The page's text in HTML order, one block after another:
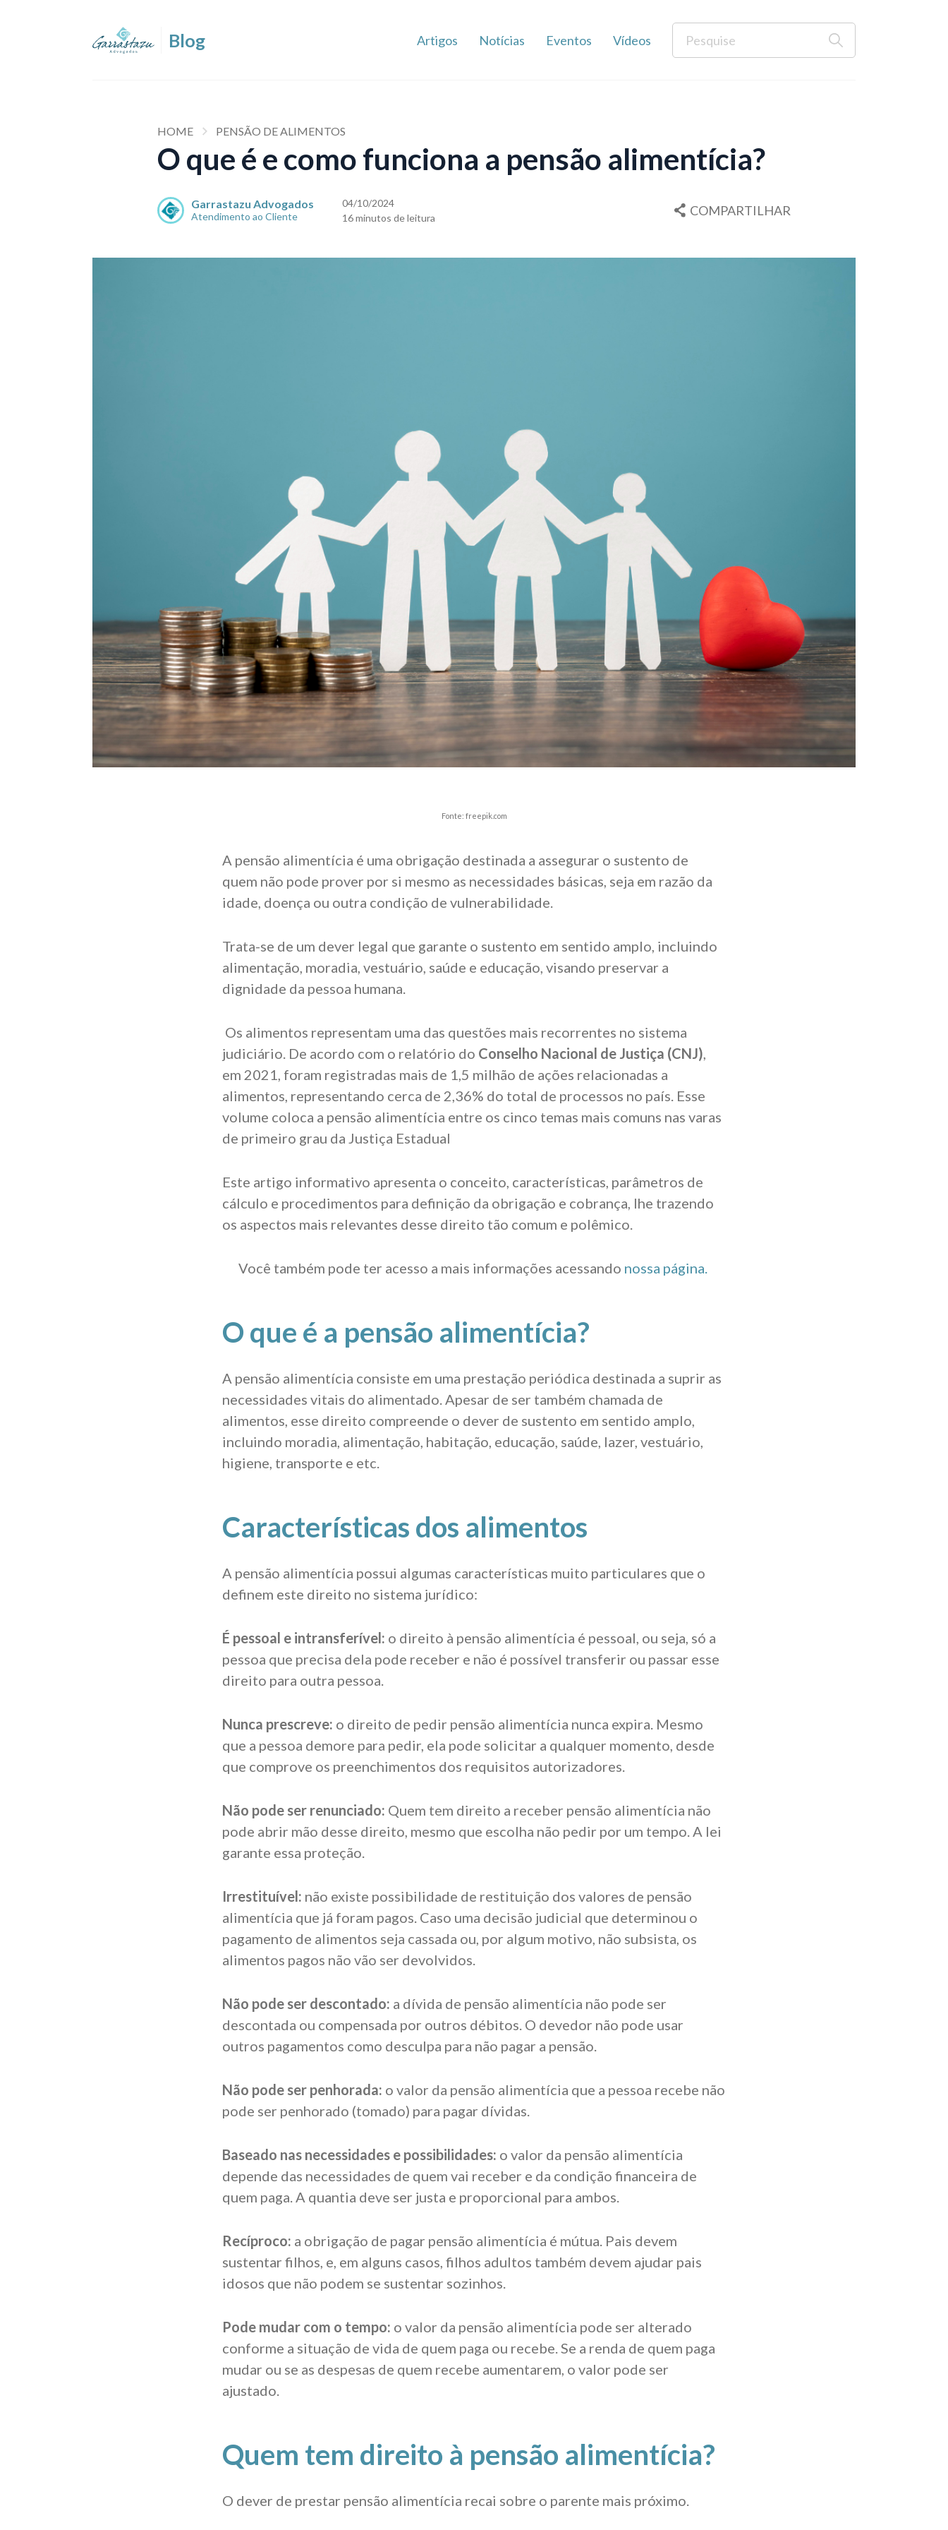
Artigos Notícias Eventos Vídeos
HOME PENSÃO DE ALIMENTOS
O que é e como funciona a pensão alimentícia?
Garrastazu Advogados
Atendimento ao Cliente
04/10/2024
16 minutos de leitura
COMPARTILHAR
Fonte: freepik.com
A pensão alimentícia é uma obrigação destinada a assegurar o sustento de
quem não pode prover por si mesmo as necessidades básicas, seja em razão da
idade, doença ou outra condição de vulnerabilidade.
Trata-se de um dever legal que garante o sustento em sentido amplo, incluindo
alimentação, moradia, vestuário, saúde e educação, visando preservar a
dignidade da pessoa humana.
Os alimentos representam uma das questões mais recorrentes no sistema
judiciário. De acordo com o relatório do Conselho Nacional de Justiça (CNJ)
em 2021, foram registradas mais de 1,5 milhão de ações relacionadas a
alimentos, representando cerca de 2,36% do total de processos no país. Esse
volume coloca a pensão alimentícia entre os cinco temas mais comuns nas varas
de primeiro grau da Justiça Estadual
Este artigo informativo apresenta o conceito, características, parâmetros de
cálculo e procedimentos para definição da obrigação e cobrança, lhe trazendo
os aspectos mais relevantes desse direito tão comum e polêmico.
Você também pode ter acesso a mais informações acessando nossa página.
O que é a pensão alimentícia?
A pensão alimentícia consiste em uma prestação periódica destinada a suprir as
necessidades vitais do alimentado. Apesar de ser também chamada de
alimentos, esse direito compreende o dever de sustento em sentido amplo,
incluindo moradia, alimentação, habitação, educação, saúde, lazer, vestuário,
higiene, transporte e etc.
Características dos alimentos
A pensão alimentícia possui algumas características muito particulares que o
definem este direito no sistema jurídico:
É pessoal e intransferível: o direito à pensão alimentícia é pessoal, ou seja, só a
pessoa que precisa dela pode receber e não é possível transferir ou passar esse
direito para outra pessoa.
Nunca prescreve: o direito de pedir pensão alimentícia nunca expira. Mesmo
que a pessoa demore para pedir, ela pode solicitar a qualquer momento, desde
que comprove os preenchimentos dos requisitos autorizadores.
Não pode ser renunciado: Quem tem direito a receber pensão alimentícia não
pode abrir mão desse direito, mesmo que escolha não pedir por um tempo. A lei
garante essa proteção.
Irrestituível: não existe possibilidade de restituição dos valores de pensão
alimentícia que já foram pagos. Caso uma decisão judicial que determinou o
pagamento de alimentos seja cassada ou, por algum motivo, não subsista, os
alimentos pagos não vão ser devolvidos.
Não pode ser descontado: a dívida de pensão alimentícia não pode ser
descontada ou compensada por outros débitos. O devedor não pode usar
outros pagamentos como desculpa para não pagar a pensão.
Não pode ser penhorada: o valor da pensão alimentícia que a pessoa recebe não
pode ser penhorado (tomado) para pagar dívidas.
Baseado nas necessidades e possibilidades: o valor da pensão alimentícia
depende das necessidades de quem vai receber e da condição financeira de
quem paga. A quantia deve ser justa e proporcional para ambos.
Recíproco: a obrigação de pagar pensão alimentícia é mútua. Pais devem
sustentar filhos, e, em alguns casos, filhos adultos também devem ajudar pais
idosos que não podem se sustentar sozinhos.
Pode mudar com o tempo: o valor da pensão alimentícia pode ser alterado
conforme a situação de vida de quem paga ou recebe. Se a renda de quem paga
mudar ou se as despesas de quem recebe aumentarem, o valor pode ser
ajustado.
Quem tem direito à pensão alimentícia?
O dever de prestar pensão alimentícia recai sobre o parente mais próximo.